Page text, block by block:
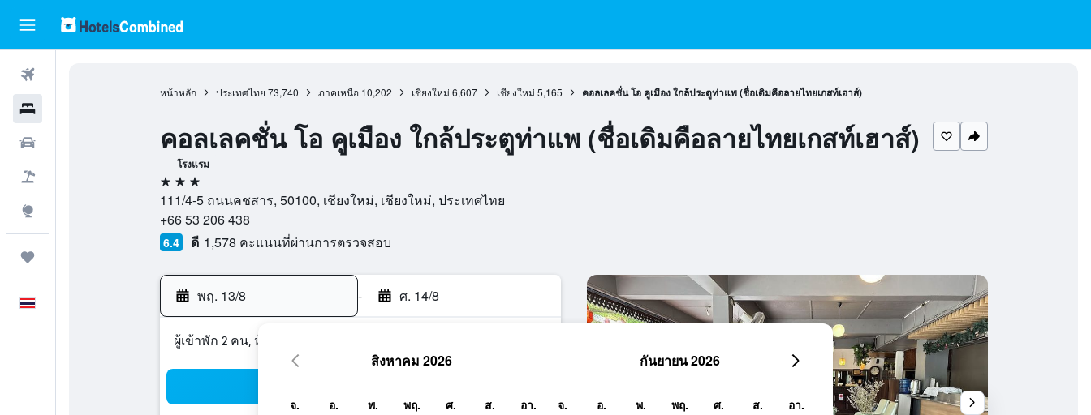
หน้าหลัก ประเทศไทย 73,740 ภาคเหนือ 10,202 เชียงใหม่ 6,607 เชียงใหม่ 5,165 คอลเลคชั่น โอ คูเมือง ใกล้ประตูท่าแพ (ชื่อเดิมคือลายไทยเกสท์เฮาส์)
คอลเลคชั่น โอ คูเมือง ใกล้ประตูท่าแพ (ชื่อเดิมคือลายไทยเกสท์เฮาส์)
โรงแรม
3 ดาว
111/4-5 ถนนคชสาร, 50100, เชียงใหม่, เชียงใหม่, ประเทศไทย
+66 53 206 438
6.4 ดี 1,578 คะแนนที่ผ่านการตรวจสอบ
พฤ. 13/8 - ศ. 14/8
ผู้เข้าพัก 2 คน, ห้องพัก 1 ห้อง
สิงหาคม 2026
จ. อ. พ. พฤ. ศ. ส. อา.
กันยายน 2026
จ. อ. พ. พฤ. ศ. ส. อา.